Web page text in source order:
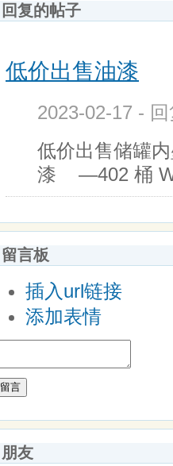
回复的帖子
低价出售油漆
2023-02-17 -
低价出售储罐
漆 —402 桶
留言板
插入url链接
添加表情
留言
朋友